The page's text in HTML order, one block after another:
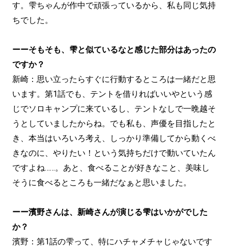
す。雫ちゃんが作中で頑張っているから、私も同じ気持
ちでした。
ーーそもそも、雫と似ているなと感じた部分はあったの
ですか？
新崎：思い立ったらすぐに行動するところは一緒だと思
います。第1話でも、テントを借りればいいやという感
じでソロキャンプに来ているし、テントなしで一晩越そ
うとしていましたからね。でも私も、声優を目指したと
き、本当はいろいろ考え、しっかり準備してから動くべ
きなのに、やりたい！という気持ちだけで動いていたん
ですよね……。あと、食べることが好きなこと、美味し
そうに食べるところも一緒だなぁと思いました。
ーー濱野さんは、新崎さんが演じる雫はいかがでした
か？
濱野：第1話の雫って、特にハチャメチャじゃないです